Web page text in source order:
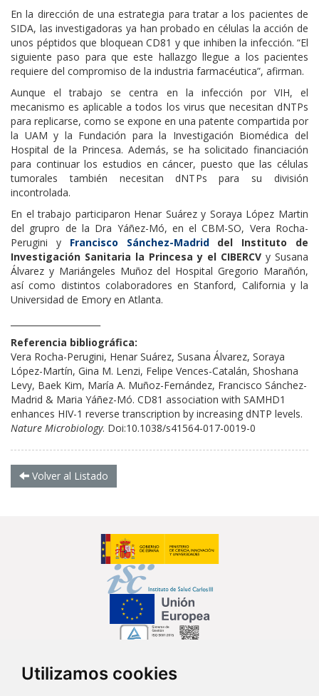
Utilizamos cookies
En la dirección de una estrategia para tratar a los pacientes de
SIDA, las investigadoras ya han probado en células la acción de
unos péptidos que bloquean CD81 y que inhiben la infección. “El
siguiente paso para que este hallazgo llegue a los pacientes
requiere del compromiso de la industria farmacéutica”, afirman.
Aunque el trabajo se centra en la infección por VIH, el
mecanismo es aplicable a todos los virus que necesitan dNTPs
para replicarse, como se expone en una patente compartida por
la UAM y la Fundación para la Investigación Biomédica del
Hospital de la Princesa. Además, se ha solicitado financiación
para continuar los estudios en cáncer, puesto que las células
tumorales también necesitan dNTPs para su división
incontrolada.
En el trabajo participaron Henar Suárez y Soraya López Martin
del grupro de la Dra Yáñez-Mó, en el CBM-SO, Vera Rocha-
Perugini y Francisco Sánchez-Madriddel Instituto de
Investigación Sanitaria la Princesa y el CIBERCV y Susana
Álvarez y Mariángeles Muñoz del Hospital Gregorio Marañón,
así como distintos colaboradores en Stanford, California y la
Universidad de Emory en Atlanta.
Referencia bibliográfica:
Vera Rocha-Perugini, Henar Suárez, Susana Álvarez, Soraya
López-Martín, Gina M. Lenzi, Felipe Vences-Catalán, Shoshana
Levy, Baek Kim, María A. Muñoz-Fernández, Francisco Sánchez-
Madrid & Maria Yáñez-Mó. CD81 association with SAMHD1
enhances HIV-1 reverse transcription by increasing dNTP levels.
Nature Microbiology. Doi:10.1038/s41564-017-0019-0
Volver al Listado
Síguenos en...